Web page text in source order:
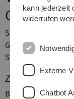
Grafiken,
Sie haben Fragen
Grafiken und zur
Sie uns!
Zitieren von
Bilder, Grafiken
kann jederzeit
widerrufen
Externe
Chatbot